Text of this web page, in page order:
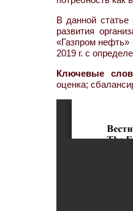
В данной статье
развития
«Газпром нефть»
2019 г. с
Ключевые
оценка;